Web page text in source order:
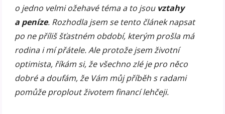
o jedno velmi ožehavé téma a to jsou vztahy
a peníze. Rozhodla jsem se tento článek napsat
po ne příliš šťastném období, kterým prošla má
rodina i mí přátele. Ale protože jsem životní
optimista, říkám si, že všechno zlé je pro něco
dobré a doufám, že Vám můj příběh s radami
pomůže proplout životem financí lehčeji.